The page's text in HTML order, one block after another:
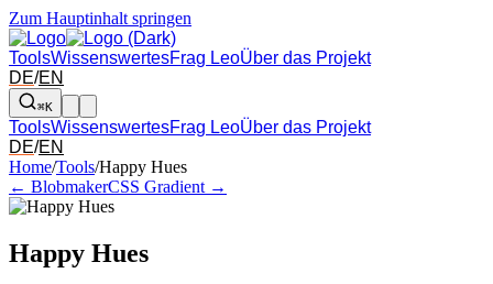
Zum Hauptinhalt springen
ToolsWissenswertesFrag LeoÜber das Projekt
DE/EN
⌘K
ToolsWissenswertesFrag LeoÜber das Projekt
DE/EN
Pfeil links und rechts: zum benachbarten Tool in der Übersicht
Home/Tools/Happy Hues
← BlobmakerCSS Gradient →
Happy Hues